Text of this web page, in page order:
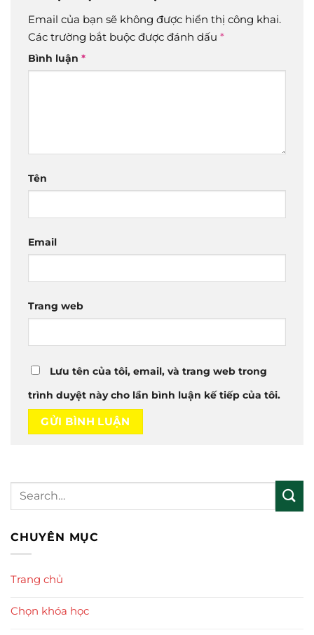
Email của bạn sẽ không được hiển thị công khai.
Các trường bắt buộc được đánh dấu *
Bình luận *
Tên
Email
Trang web
Lưu tên của tôi, email, và trang web trong
trình duyệt này cho lần bình luận kế tiếp của tôi.
CHUYÊN MỤC
Trang chủ
Chọn khóa học